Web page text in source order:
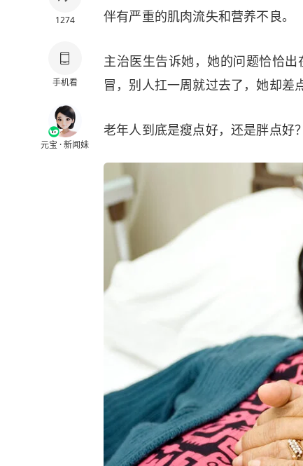
1274
手机看
元宝 · 新闻妹
伴有严重的肌肉流失和营养不良。
主治医生告诉她，她的问题恰恰
冒，别人扛一周就过去了，她却差
老年人到底是瘦点好，还是胖点好